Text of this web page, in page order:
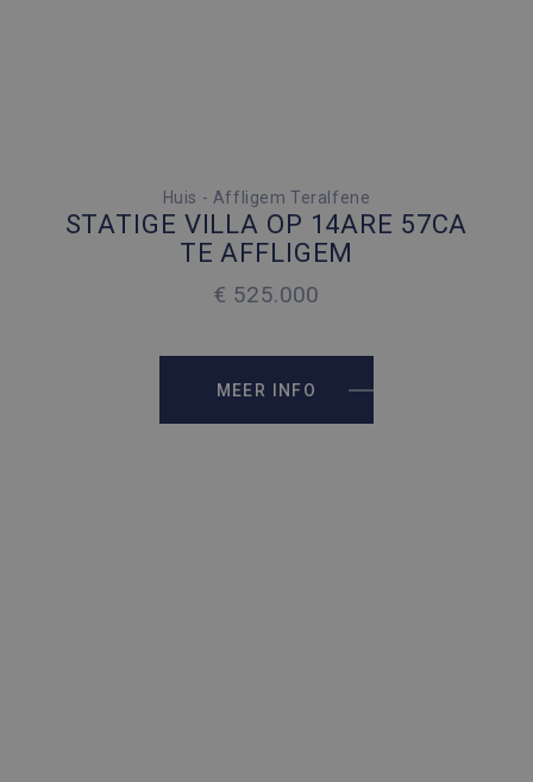
3 SLAAPKAMERS
6 PARKEERPLAATSEN
1457 M
Huis - Affligem Teralfene
STATIGE VILLA OP 14ARE 57CA
TE AFFLIGEM
€ 525.000
MEER INFO